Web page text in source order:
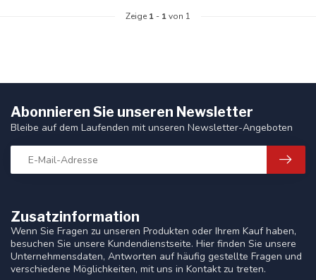
Zeige 1 - 1von 1
Zusatzinformation
Wenn Sie Fragen zu unseren Produkten oder Ihrem Kauf haben,
besuchen Sie unsere Kundendienstseite. Hier finden Sie unsere
Unternehmensdaten, Antworten auf häufig gestellte Fragen und
verschiedene Möglichkeiten, mit uns in Kontakt zu treten.
Abonnieren Sie unseren Newsletter
Bleibe auf dem Laufenden mit unseren Newsletter-Angeboten